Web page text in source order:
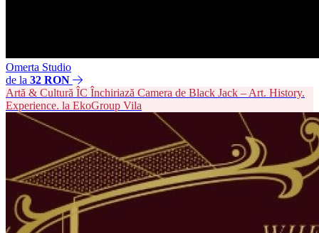
Omerta Studio
de la 32 RON
Artă & Cultură ÎC Închiriază Camera de Black Jack – Art. History.
Experience. la EkoGroup Vila